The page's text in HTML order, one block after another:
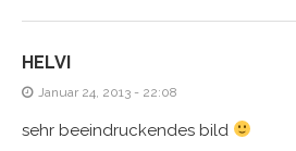
HELVI
Januar 24, 2013 - 22:08
sehr beeindruckendes bild